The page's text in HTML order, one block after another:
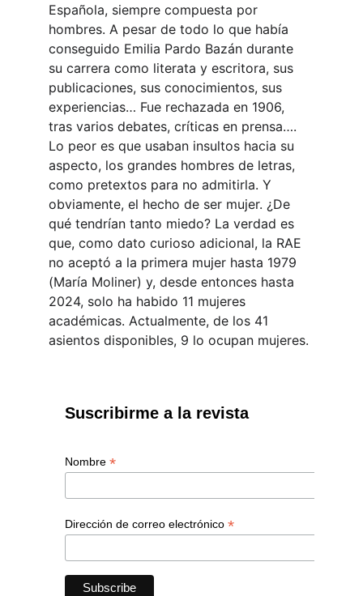
Española, siempre compuesta por
hombres. A pesar de todo lo que había
conseguido Emilia Pardo Bazán durante
su carrera como literata y escritora, sus
publicaciones, sus conocimientos, sus
experiencias… Fue rechazada en 1906,
tras varios debates, críticas en prensa….
Lo peor es que usaban insultos hacia su
aspecto, los grandes hombres de letras,
como pretextos para no admitirla. Y
obviamente, el hecho de ser mujer. ¿De
qué tendrían tanto miedo? La verdad es
que, como dato curioso adicional, la RAE
no aceptó a la primera mujer hasta 1979
(María Moliner) y, desde entonces hasta
2024, solo ha habido 11 mujeres
académicas. Actualmente, de los 41
asientos disponibles, 9 lo ocupan mujeres.